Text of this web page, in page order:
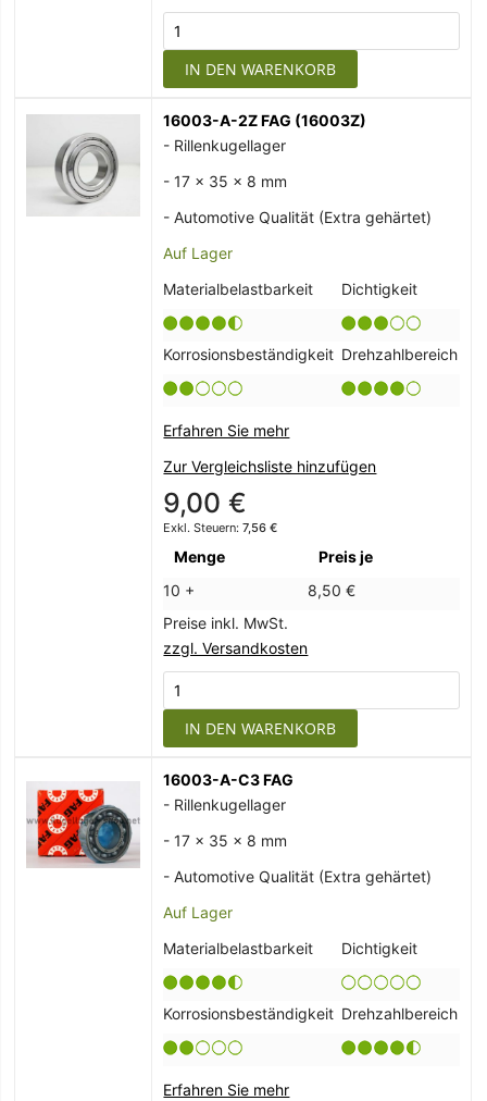
IN DEN WARENKORB
16003-A-2Z FAG (16003Z)
- Rillenkugellager
- 17 x 35 x 8 mm
- Automotive Qualität (Extra gehärtet)
Auf Lager
Materialbelastbarkeit
Dichtigkeit
Korrosionsbeständigkeit Drehzahlbereich
Erfahren Sie mehr
Zur Vergleichsliste hinzufügen
9,00 €
7,56 €
Menge
Preis je
10 +
8,50 €
Preise inkl. MwSt.
zzgl. Versandkosten
IN DEN WARENKORB
16003-A-C3 FAG
- Rillenkugellager
- 17 x 35 x 8 mm
- Automotive Qualität (Extra gehärtet)
Auf Lager
Materialbelastbarkeit
Dichtigkeit
Korrosionsbeständigkeit Drehzahlbereich
Erfahren Sie mehr